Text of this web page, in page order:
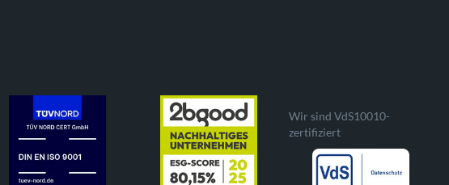
Wir sind VdS10010-
zertifiziert